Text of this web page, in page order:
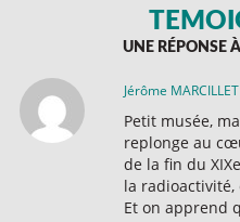
UNE RÉPONSE
Jérôme MARCILLET
Petit musée,
replonge au
de la fin du
la radioactivité,
Et on apprend